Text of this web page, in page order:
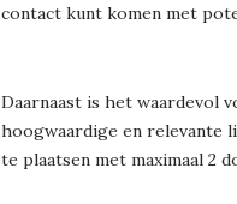
contact kunt komen met
Daarnaast is het waardevol
hoogwaardige en relevante
te plaatsen met maximaal 2